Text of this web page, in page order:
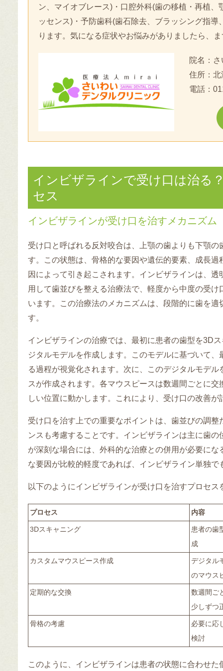
ン、マイオブレース)・口腔外科(歯の移植・再植、
ッセンス)・予防歯科(歯石除去、ブラッシング指導
ります。気になる症状やお悩みがありましたら、
院名：
住所：
電話：
インビザラインで受け口は治る
セス
インビザラインが受け口を治すメカニズム
受け口と呼ばれる反対咬合は、上顎の歯よりも下顎
す。この状態は、骨格的な要因や遺伝的要素、成長
因によって引き起こされます。インビザラインは、
用して歯並びを整える治療法で、軽度から中度の受
います。この治療法のメカニズムは、段階的に歯を
す。
インビザラインの治療では、最初に患者の歯型を3D
ジタルモデルを作成します。このモデルに基づいて
る過程が視覚化されます。次に、このデジタルモデ
スが作成されます。各マウスピースは数週間ごとに
しい位置に動かします。これにより、受け口の改善
受け口を治す上での重要なポイントは、歯並びの調
ンスも考慮することです。インビザラインは主に歯
が深刻な場合には、外科的な治療との併用が必要に
な要因が比較的軽度であれば、インビザライン単独
以下のようにインビザラインが受け口を治すプロセス
プロセス 内容
3Dスキャニング
患者の歯
成
カスタムマウスピース作成
デジタル
のマウス
定期的な交換
数週間ご
少しずつ
骨格の考慮
必要に応
検討
このように、インビザラインは患者の状態に合わせ